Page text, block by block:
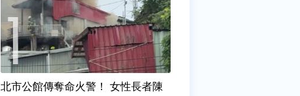
北市公館傳奪命火警！ 女性長者陳